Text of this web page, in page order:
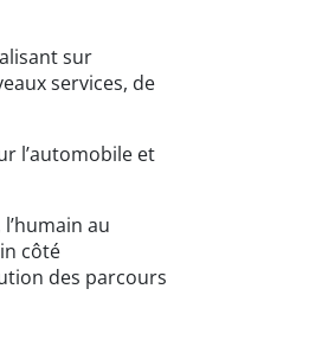
sur
services, de
l’automobile et
au
côté
des parcours